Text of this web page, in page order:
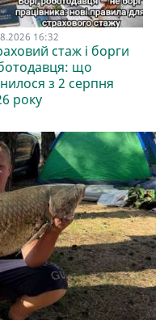
16:32
стаж і борги
що
з 2 серпня
року